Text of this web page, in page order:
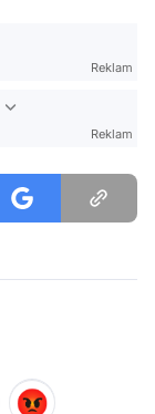
Reklam
Reklam